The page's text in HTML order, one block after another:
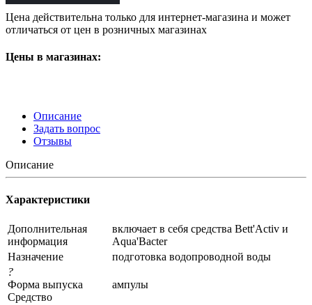
Цена действительна только для интернет-магазина и может
отличаться от цен в розничных магазинах
Цены в магазинах:
Описание
Задать вопрос
Отзывы
Описание
Характеристики
Дополнительная
информация
включает в себя средства Bett'Activ и
Aqua'Bacter
Назначение
подготовка водопроводной воды
?
Форма выпуска
Средство
ампулы